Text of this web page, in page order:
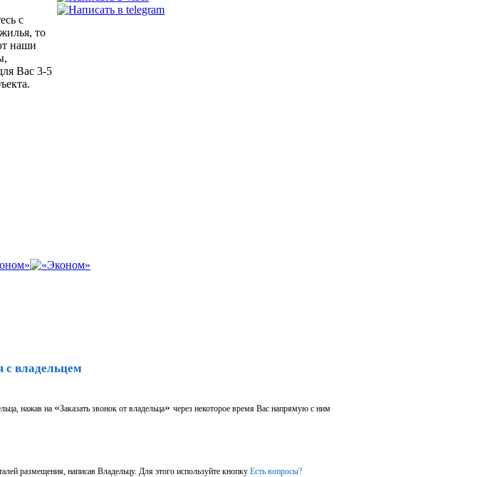
с
то
наши
Вас 3-5
с владельцем
нажав на «Заказать звонок от владельца» через некоторое время Вас напрямую с ним
размещения, написав Владельцу. Для этого используйте кнопку Есть вопросы?